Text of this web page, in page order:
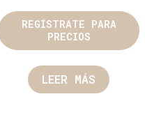
REGÍSTRATE PARA
PRECIOS
LEER MÁS